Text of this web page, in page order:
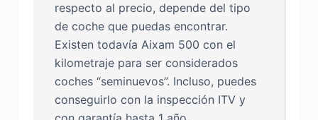
respecto al precio, depende del tipo
de coche que puedas encontrar.
Existen todavía Aixam 500 con el
kilometraje para ser considerados
coches “seminuevos”. Incluso, puedes
conseguirlo con la inspección ITV y